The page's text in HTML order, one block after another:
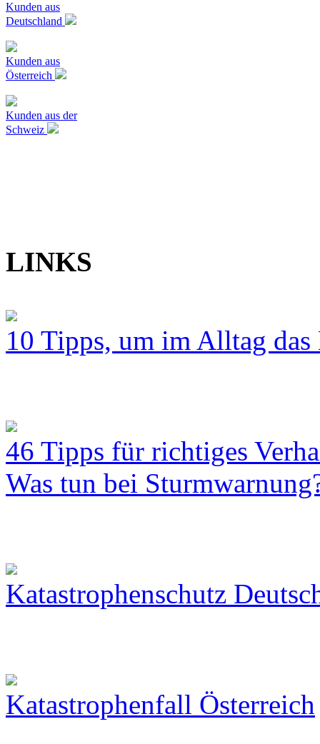
Kunden aus
Deutschland
Kunden aus
Österreich
Kunden aus der
Schweiz
LINKS
10 Tipps, um im Alltag
46 Tipps für richtiges
Was tun bei
Katastrophenschutz
Katastrophenfall Österreich